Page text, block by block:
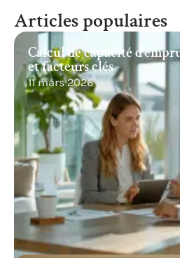
Articles populaires
Calcul de capacité
et facteurs clés
11 mars 2026